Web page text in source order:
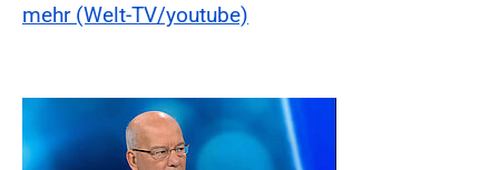
mehr (Welt-TV/youtube)